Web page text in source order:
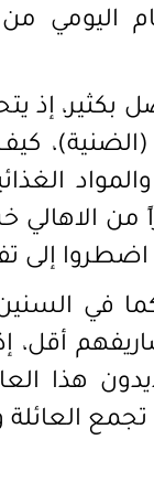
اليومي
كيف
من
إلى
في
أقل،
هذا
العائلة